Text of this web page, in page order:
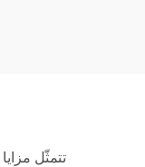
تتمثّل